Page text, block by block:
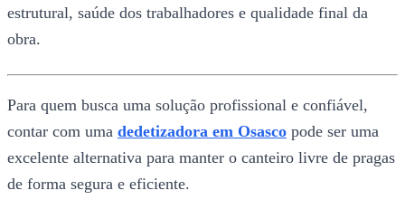
estrutural, saúde dos trabalhadores e qualidade final da
obra.
Para quem busca uma solução profissional e confiável,
contar com uma dedetizadora em Osasco pode ser uma
excelente alternativa para manter o canteiro livre de pragas
de forma segura e eficiente.